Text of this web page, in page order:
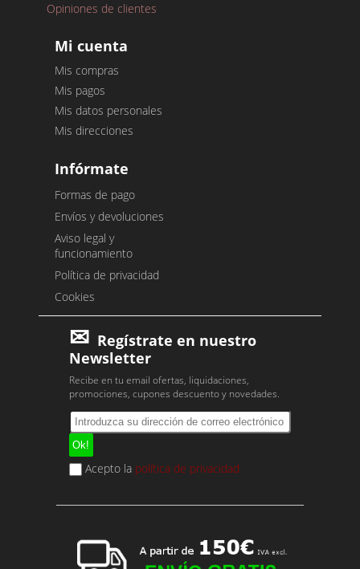
Opiniones de clientes
Mi cuenta
Mis compras
Mis pagos
Mis datos personales
Mis direcciones
Infórmate
Formas de pago
Envíos y devoluciones
Aviso legal y
funcionamiento
Política de privacidad
Cookies
Regístrate en nuestro
Newsletter
Recibe en tu email ofertas, liquidaciones,
promociones, cupones descuento y novedades.
Acepto la política de privacidad